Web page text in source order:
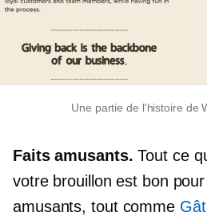
Une partie de l'histoire de
Faits amusants. Tout ce
votre brouillon est bon
amusants, tout comme